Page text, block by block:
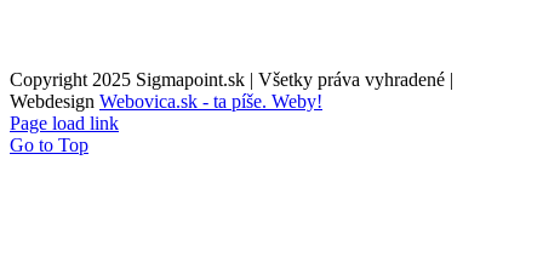
Copyright 2025 Sigmapoint.sk | Všetky práva vyhradené |
Webdesign Webovica.sk - ta píše. Weby!
Page load link
Go to Top